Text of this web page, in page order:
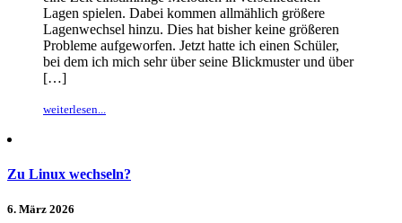
Lagen spielen. Dabei kommen allmählich größere
Lagenwechsel hinzu. Dies hat bisher keine größeren
Probleme aufgeworfen. Jetzt hatte ich einen Schüler,
bei dem ich mich sehr über seine Blickmuster und über
[…]
weiterlesen...
Zu Linux wechseln?
6. März 2026